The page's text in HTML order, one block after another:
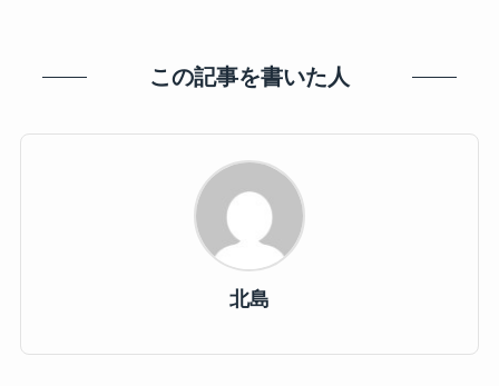
この記事を書いた人
北島